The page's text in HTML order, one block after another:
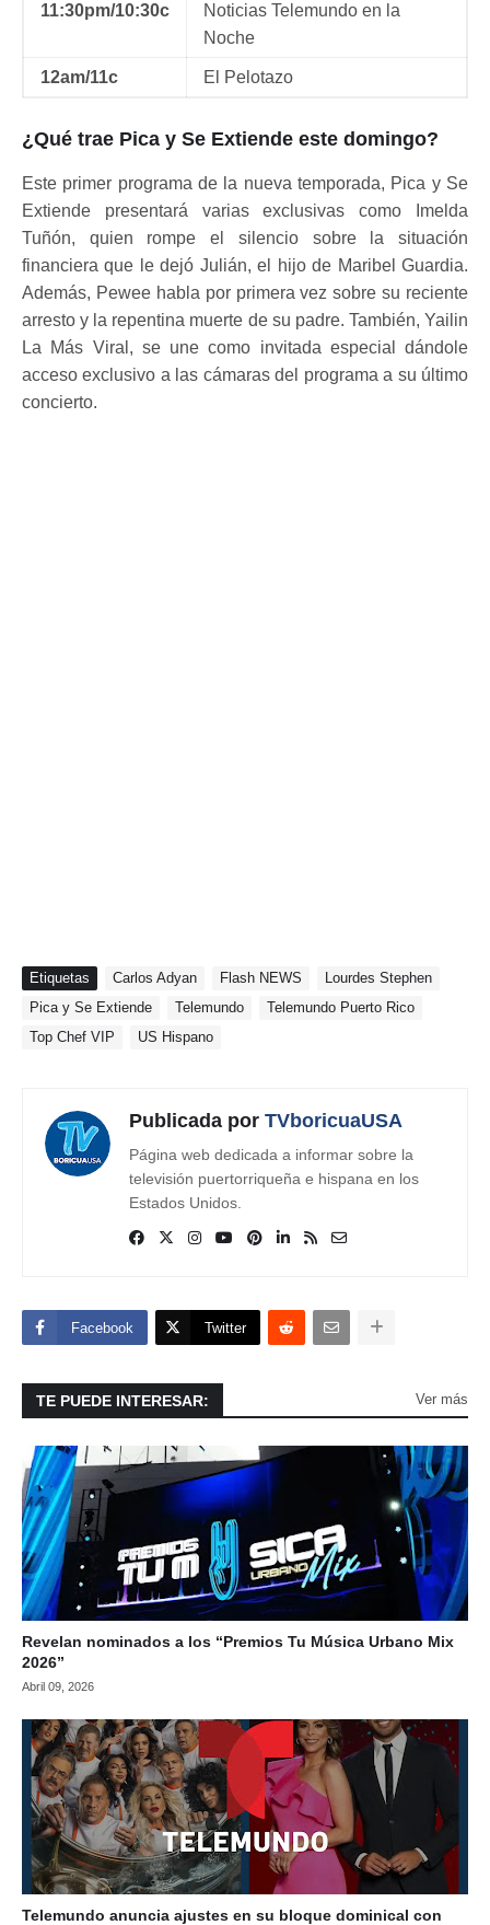
11:30pm/10:30c
Noticias Telemundo en la
Noche
12am/11c El Pelotazo
¿Qué trae Pica y Se Extiende este domingo?
Este primer programa de la nueva temporada, Pica y Se
Extiende presentará varias exclusivas como Imelda
Tuñón, quien rompe el silencio sobre la situación
financiera que le dejó Julián, el hijo de Maribel Guardia.
Además, Pewee habla por primera vez sobre su reciente
arresto y la repentina muerte de su padre. También, Yailin
La Más Viral, se une como invitada especial dándole
acceso exclusivo a las cámaras del programa a su último
concierto.
Etiquetas Carlos Adyan Flash NEWS
Lourdes Stephen
Pica y Se Extiende
Telemundo
Telemundo Puerto Rico
Top Chef VIP
US Hispano
Publicada por TVboricuaUSA
Página web dedicada a informar sobre la
televisión puertorriqueña e hispana en los
Estados Unidos.
Facebook Twitter
TE PUEDE INTERESAR: Ver más
Revelan nominados a los “Premios Tu Música Urbano Mix
2026”
Abril 09, 2026
Telemundo anuncia ajustes en su bloque dominical con